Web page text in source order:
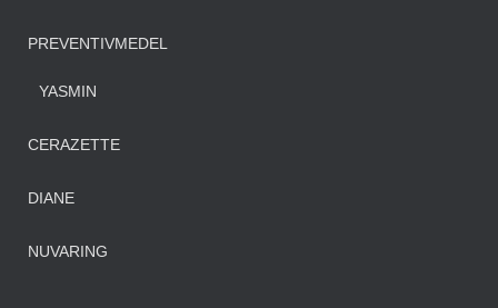
PREVENTIVMEDEL
YASMIN
CERAZETTE
DIANE
NUVARING